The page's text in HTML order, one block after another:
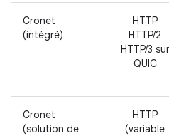
Cronet
(intégré)
HTTP
HTTP/2
HTTP/3 sur
QUIC
Cronet
(solution de
HTTP
(variable